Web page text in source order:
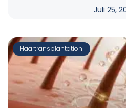
Juli 25,
Haartransplantation